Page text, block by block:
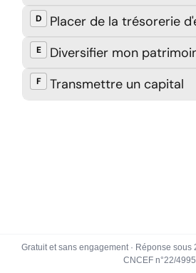
Gratuit et sans engagement · Réponse sous
CNCEF n°22/4995